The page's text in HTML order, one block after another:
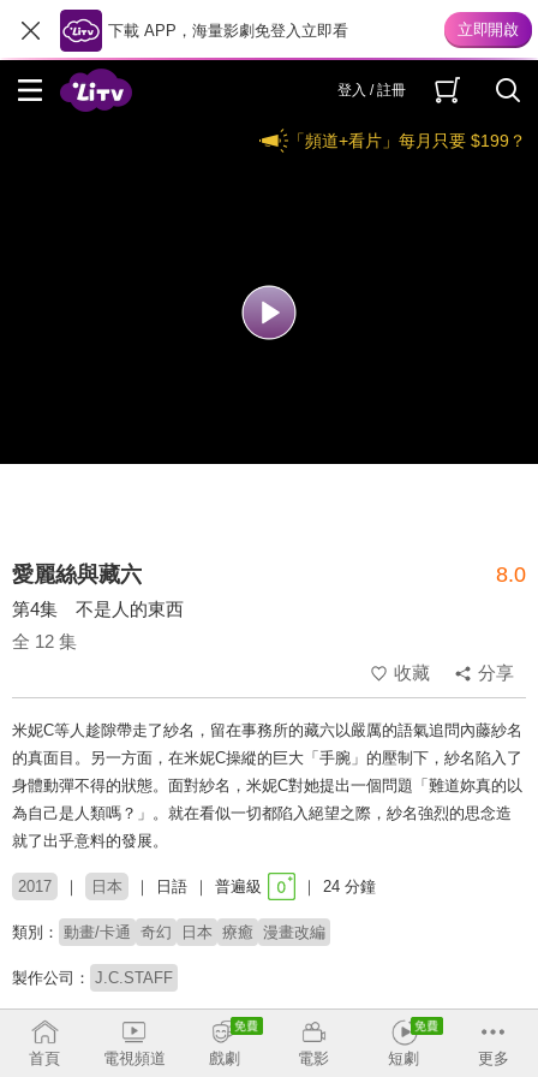
下載 APP，海量影劇免登入立即看
登入 / 註冊
「頻道+看片」每月只要 $199？
愛麗絲與藏六 8.0
第4集 不是人的東西
全 12 集
收藏
分享
米妮C等人趁隙帶走了紗名，留在事務所的藏六以嚴厲的語氣追問內藤紗名
的真面目。另一方面，在米妮C操縱的巨大「手腕」的壓制下，紗名陷入了
身體動彈不得的狀態。面對紗名，米妮C對她提出一個問題「難道妳真的以
為自己是人類嗎？」。就在看似一切都陷入絕望之際，紗名強烈的思念造
就了出乎意料的發展。
2017 日本 日語 普遍級 24 分鐘
類別： 動畫/卡通 奇幻 日本 療癒 漫畫改編
製作公司： J.C.STAFF
導演： 櫻美勝志
配音： 大和田仁美 大塚明夫 豐崎愛生 藤原夏海 鬼頭明里 小清水亞美
首頁 電視頻道 戲劇 電影 短劇 更多